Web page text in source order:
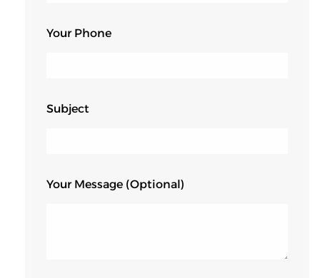
Your Phone
Subject
Your Message (optional)